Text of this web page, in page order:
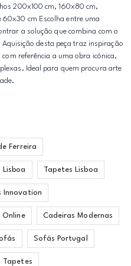
200x100 cm, 160x80 cm,
cm Escolha entre uma
a solução que combina com o
desta peça traz inspiração
referência a uma obra icónica,
Ideal para quem procura arte
Ferreira
Lisboa Tapetes Lisboa
Innovation
Online Cadeiras Modernas
Sofás Portugal
Tapetes